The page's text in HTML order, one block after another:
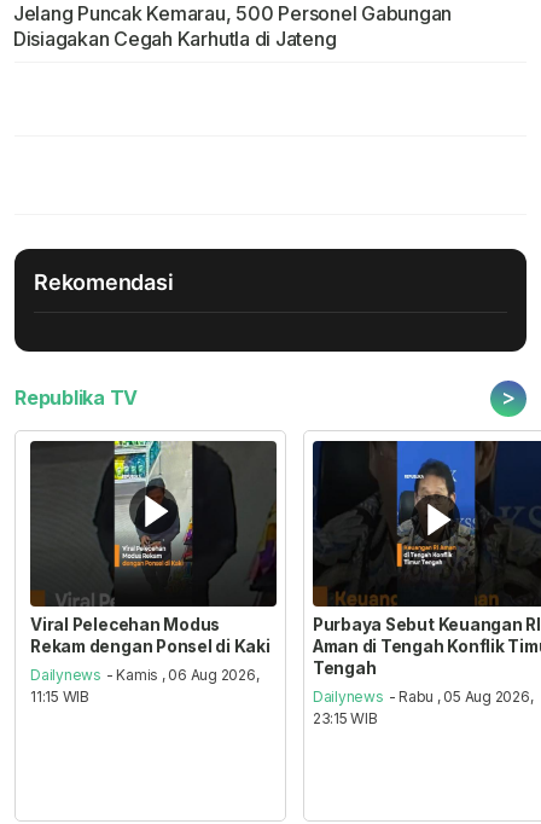
Jelang Puncak Kemarau, 500 Personel Gabungan
Disiagakan Cegah Karhutla di Jateng
Rekomendasi
Republika TV >
Viral Pelecehan Modus
Rekam dengan Ponsel di Kaki
Dailynews - Kamis , 06 Aug 2026,
11:15 WIB
Purbaya Sebut Keuangan RI
Aman di Tengah Konflik
Tengah
Dailynews - Rabu , 05 Aug 2026,
23:15 WIB